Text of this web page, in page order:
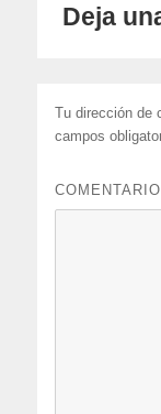
Deja
Tu dirección de
campos